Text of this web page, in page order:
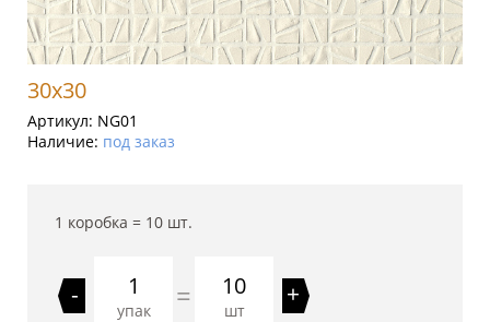
30x30
Артикул: NG01
Наличие: под заказ
1 коробка = 10 шт.
-
упак = 10
шт
+